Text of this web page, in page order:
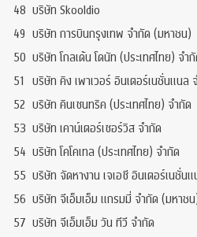
48 บริษัท Skooldio
49 บริษัท การบินกรุงเทพ จำกัด (มหาชน)
50 บริษัท โกลเด้น โดนัท (ประเทศไทย) จำ
51 บริษัท คิง เพาเวอร์ อินเตอร์เนชั่นแนล
52 บริษัท คินเซนทริค (ประเทศไทย) จำกัด
53 บริษัท เคาน์เตอร์เซอร์วิส จำกัด
54 บริษัท โคโคเทล (ประเทศไทย) จำกัด
55 บริษัท จัดหางาน เจเอซี อินเตอร์เนชั่น
56 บริษัท จีเอ็มเอ็ม แกรมมี่ จำกัด (มหาช
57 บริษัท จีเอ็มเอ็ม วัน ทีวี จำกัด